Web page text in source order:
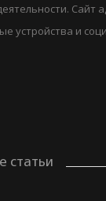
Сайт
устройства и
статьи